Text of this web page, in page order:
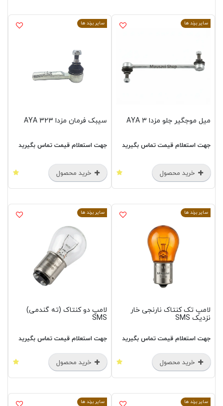
سایر برند ها
میل موجگیر جلو مزدا 3 AYA
جهت استعلام قیمت تماس بگیرید
خرید محصول
سایر برند ها
سیبک فرمان مزدا 323 AYA
جهت استعلام قیمت تماس بگیرید
خرید محصول
سایر برند ها
لامپ تک کنتاک نارنجی خار
نزدیک SMS
جهت استعلام قیمت تماس بگیرید
خرید محصول
سایر برند ها
لامپ دو کنتاک (ته گندمی)
SMS
جهت استعلام قیمت تماس بگیرید
خرید محصول
سایر برند ها سایر برند ها